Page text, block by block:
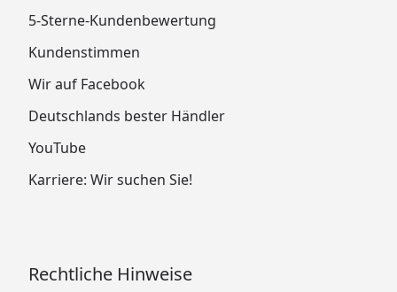
5-Sterne-Kundenbewertung
Kundenstimmen
Wir auf Facebook
Deutschlands bester Händler
YouTube
Karriere: Wir suchen Sie!
Rechtliche Hinweise